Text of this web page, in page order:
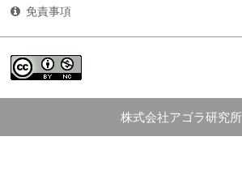
免責事項
株式会社アゴラ研究所